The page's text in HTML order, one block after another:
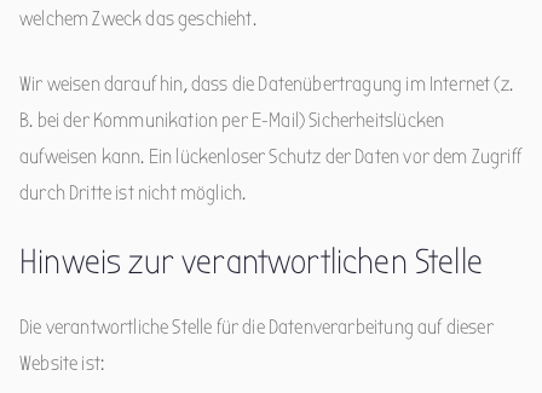
welchem Zweck das geschieht.
Wir weisen darauf hin, dass die Datenübertragung im Internet (z.
B. bei der Kommunikation per E-Mail) Sicherheitslücken
aufweisen kann. Ein lückenloser Schutz der Daten vor dem Zugriff
durch Dritte ist nicht möglich.
Hinweis zur verantwortlichen Stelle
Die verantwortliche Stelle für die Datenverarbeitung auf dieser
Website ist: